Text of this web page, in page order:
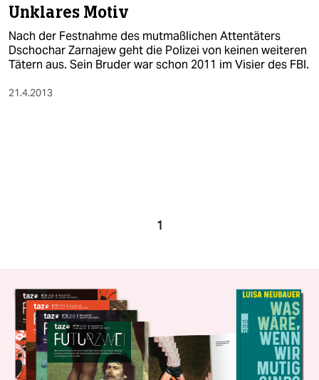
Unklares Motiv
Nach der Festnahme des mutmaßlichen Attentäters
Dschochar Zarnajew geht die Polizei von keinen weiteren
Tätern aus. Sein Bruder war schon 2011 im Visier des FBI.
21.4.2013
1